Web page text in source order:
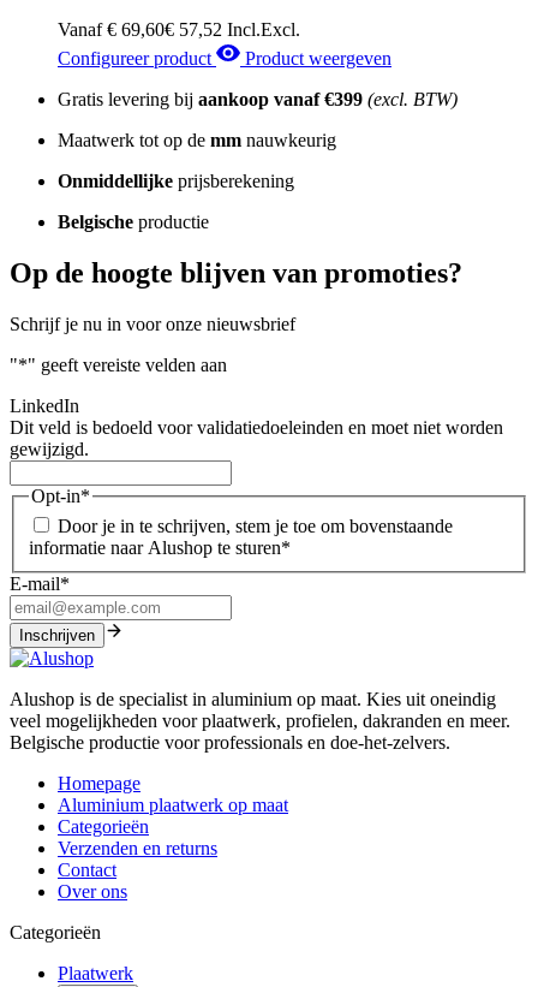
Vanaf € 69,60€ 57,52 Incl.Excl.
Configureer product
Product weergeven
Gratis levering bij aankoop vanaf €399 (excl. BTW)
Maatwerk tot op de mm nauwkeurig
Onmiddellijke prijsberekening
Belgische productie
Op de hoogte blijven van promoties?
Schrijf je nu in voor onze nieuwsbrief
"*" geeft vereiste velden aan
LinkedIn
Dit veld is bedoeld voor validatiedoeleinden en moet niet worden
gewijzigd.
Opt-in*
Door je in te schrijven, stem je toe om bovenstaande
informatie naar Alushop te sturen*
E-mail*
Alushop is de specialist in aluminium op maat. Kies uit oneindig
veel mogelijkheden voor plaatwerk, profielen, dakranden en meer.
Belgische productie voor professionals en doe-het-zelvers.
Homepage
Aluminium plaatwerk op maat
Categorieën
Verzenden en returns
Contact
Over ons
Categorieën
Plaatwerk